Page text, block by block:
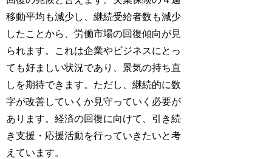
移動平均も減少し、継続受給者数も減少
したことから、労働市場の回復傾向が見
られます。これは企業やビジネスにとっ
ても好ましい状況であり、景気の持ち直
しを期待できます。ただし、継続的に数
字が改善していくか見守っていく必要が
あります。経済の回復に向けて、引き続
き支援・応援活動を行っていきたいと考
えています。